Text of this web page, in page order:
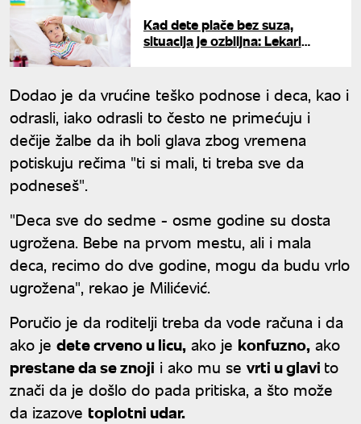
Kad dete plače bez suza,
situacija je ozbiljna: Lekari
Dodao je da vrućine teško podnose i deca, kao i
odrasli, iako odrasli to često ne primećuju i
dečije žalbe da ih boli glava zbog vremena
potiskuju rečima "ti si mali, ti treba sve da
podneseš".
"Deca sve do sedme - osme godine su dosta
ugrožena. Bebe na prvom mestu, ali i mala
deca, recimo do dve godine, mogu da budu vrlo
ugrožena", rekao je Milićević.
Poručio je da roditelji treba da vode računa i da
ako je dete crveno u licu, ako je konfuzno, ako
prestane da se znoji i ako mu se vrti u glavi to
znači da je došlo do pada pritiska, a što može
da izazove toplotni udar.